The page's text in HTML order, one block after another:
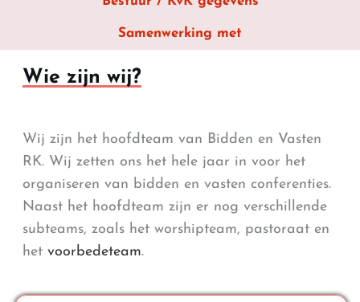
Samenwerking met
Wie zijn wij?
Wij zijn het hoofdteam van Bidden en Vasten
RK. Wij zetten ons het hele jaar in voor het
organiseren van bidden en vasten conferenties.
Naast het hoofdteam zijn er nog verschillende
subteams, zoals het worshipteam, pastoraat en
het voorbedeteam.